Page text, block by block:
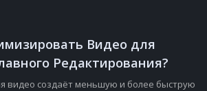
Видео для
Редактирования?
видео создаёт меньшую и более быструю